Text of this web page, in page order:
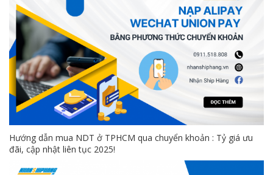
Hướng dẫn mua NDT ở TPHCM qua chuyển khoản : Tỷ giá ưu
đãi, cập nhật liên tục 2025!